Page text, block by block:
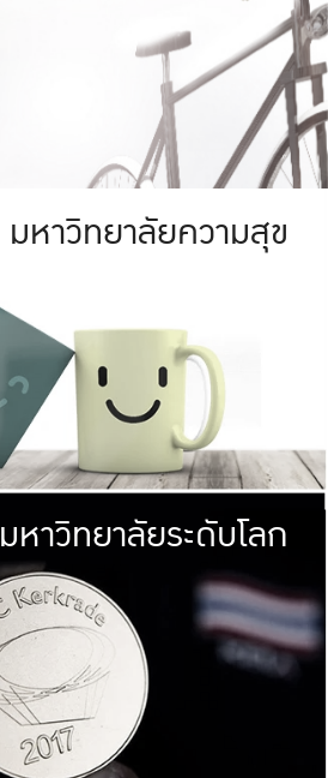
มหาวิทยาลัย
ให้กับประชาชน
มหาวิทยาลัยความสุข
มหาวิทยา
พร้อมที่จ
และผลักดันในการใช้ระบบส
เพื่อการทำงานแ
มหาวิทยาลัยระดับโลก